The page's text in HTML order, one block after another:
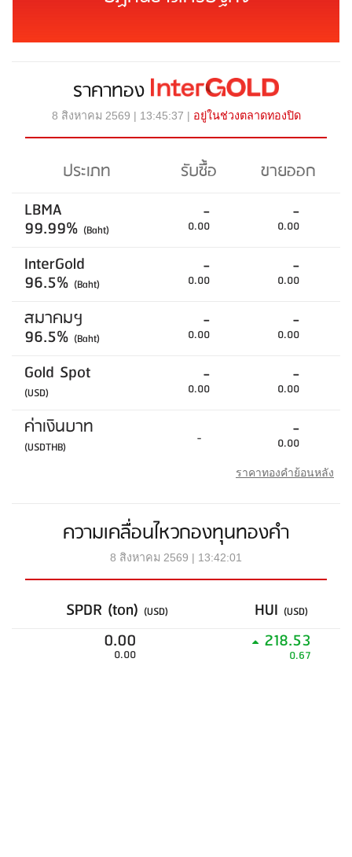
ราคาทอง
8 สิงหาคม 2569 | 13:45:37 | อยู่ในช่วงตลาดทองปิด
ประเภท รับซื้อ
ขายออก
LBMA
99.99% (Baht)
-
0.00
-
0.00
InterGold
96.5% (Baht)
-
0.00
-
0.00
สมาคมฯ
96.5% (Baht)
-
0.00
-
0.00
Gold Spot
(USD)
-
0.00
-
0.00
ค่าเงินบาท
(USDTHB) - -
0.00
ราคาทองคำย้อนหลัง
ความเคลื่อนไหวกองทุนทองคำ
8 สิงหาคม 2569 | 13:42:01
SPDR (ton) (USD) HUI (USD)
0.00
0.00
218.53
0.67